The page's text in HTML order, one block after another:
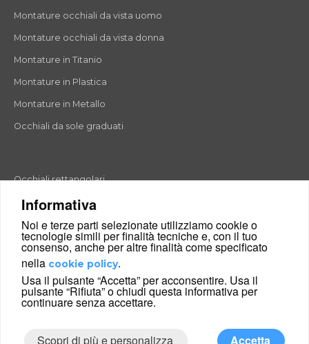
Informativa
Noi e terze parti selezionate utilizziamo cookie o
tecnologie simili per finalità tecniche e, con il tuo
consenso, anche per altre finalità come specificato
nella cookie policy.
Usa il pulsante “Accetta” per acconsentire. Usa il
pulsante “Rifiuta” o chiudi questa informativa per
continuare senza accettare.
Scopri di più e personalizza Accetta
Montature occhiali da vista uomo
Montature occhiali da vista donna
Montature in Titanio
Montature in Plastica
Montature in Metallo
Occhiali da sole graduati
Occhiali rettangolari
Occhiali rotondi
Occhiali a goccia
Occhiali a farfalla
Occhiali esagonali
Occhiali cat-eyes